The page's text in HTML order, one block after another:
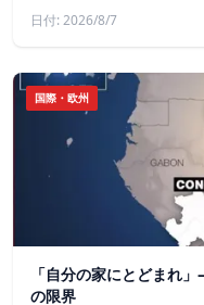
日付: 2026/8/7
国際・欧州
「自分の家にとどまれ
の限界